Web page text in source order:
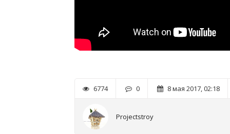
6774 0 8 мая 2017, 02:18
Projectstroy